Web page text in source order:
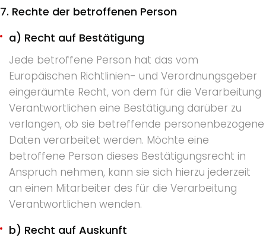
7. Rechte der betroffenen Person
a) Recht auf Bestätigung
Jede betroffene Person hat das vom
Europäischen Richtlinien- und Verordnungsgeber
eingeräumte Recht, von dem für die Verarbeitung
Verantwortlichen eine Bestätigung darüber zu
verlangen, ob sie betreffende personenbezogene
Daten verarbeitet werden. Möchte eine
betroffene Person dieses Bestätigungsrecht in
Anspruch nehmen, kann sie sich hierzu jederzeit
an einen Mitarbeiter des für die Verarbeitung
Verantwortlichen wenden.
b) Recht auf Auskunft